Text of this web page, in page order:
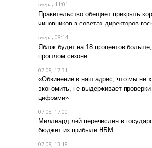
вчера, 11:01
Правительство обещает прикрыть
чиновников в советах директоров
вчера, 08:14
Яблок будет на 18 процентов
прошлом сезоне
07.08, 17:31
«Обвинение в наш адрес, что мы не
экономить, не выдерживает проверки
цифрами»
07.08, 17:00
Миллиард лей перечислен в
бюджет из прибыли НБМ
07.08, 13:18